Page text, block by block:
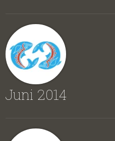
Juni 2014